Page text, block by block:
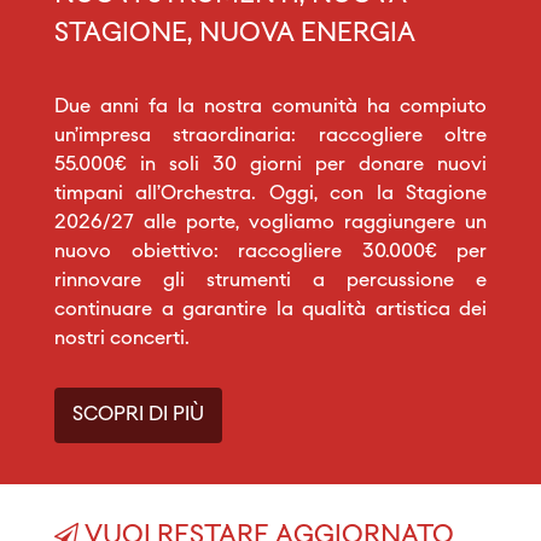
STAGIONE, NUOVA ENERGIA
Due anni fa la nostra comunità ha compiuto
un’impresa straordinaria: raccogliere oltre
55.000€ in soli 30 giorni per donare nuovi
timpani all’Orchestra. Oggi, con la Stagione
2026/27 alle porte, vogliamo raggiungere un
nuovo obiettivo: raccogliere 30.000€ per
rinnovare gli strumenti a percussione e
continuare a garantire la qualità artistica dei
nostri concerti.
SCOPRI DI PIÙ